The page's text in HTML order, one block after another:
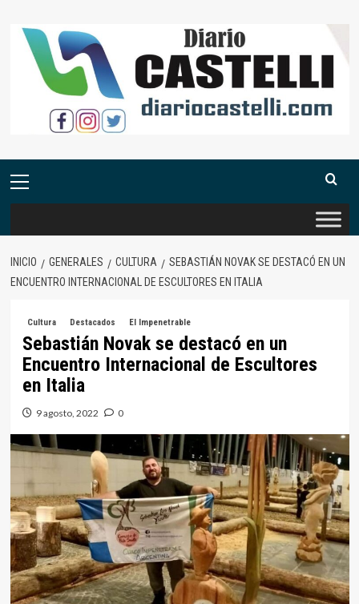
contenido
Menú
INICIO GENERALES CULTURA
SEBASTIÁN NOVAK SE DESTACÓ EN UN
ENCUENTRO INTERNACIONAL DE ESCULTORES EN ITALIA
Cultura Destacados El Impenetrable
Sebastián Novak se destacó en un
Encuentro Internacional de Escultores
en Italia
9 agosto, 2022 0